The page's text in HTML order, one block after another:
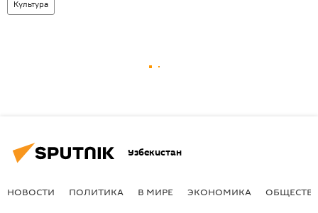
Культура
Узбекистан
НОВОСТИ ПОЛИТИКА В МИРЕ ЭКОНОМИКА